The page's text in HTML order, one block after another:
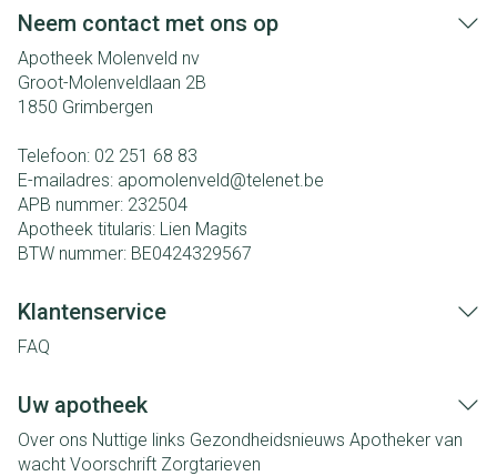
Neem contact met ons op
Apotheek Molenveld nv
Groot-Molenveldlaan 2B
1850 Grimbergen
Telefoon: 02 251 68 83
E-mailadres: apomolenveld@telenet.be
APB nummer: 232504
Apotheek titularis: Lien Magits
BTW nummer: BE0424329567
Klantenservice
FAQ
Uw apotheek
Over ons Nuttige links Gezondheidsnieuws Apotheker van
wacht Voorschrift Zorgtarieven